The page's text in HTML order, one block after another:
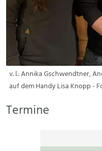
v. l.: Annika Gschwendtner,
auf dem Handy Lisa Knopp -
Termine